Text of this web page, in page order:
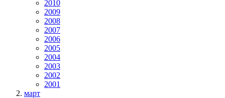
2010
2009
2008
2007
2006
2005
2004
2003
2002
2001
март